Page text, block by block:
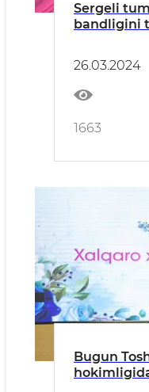
Sergeli
bandligini
borasida
boylik -
shiori
hamda
ta’minlash
26.03.2024
1663
Bugun